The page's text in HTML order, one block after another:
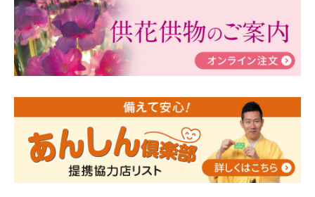
ぶ！はじめてのお葬式」小さな家族葬ハウス®町田成
瀬 ご参加ありがとうございました！
2024/01/19令和6年能登半島地震災害の寄付のご報
告
人形供養 寄付のご報告
2023/12/16終活なるほど教室＠小さな家族葬ハウ
ス®上鶴間 エンディングノートを書いてみよう！
2023/11/29 永田屋創業110周年記念式典 レンブラ
ントホテル東京町田